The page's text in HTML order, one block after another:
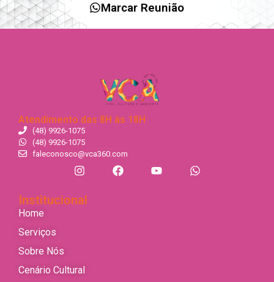
Marcar Reunião
Atendimento das 8H ás 18H
(48) 9926-1075
(48) 9926-1075
faleconosco@vca360.com
Institucional
Home
Serviços
Sobre Nós
Cenário Cultural